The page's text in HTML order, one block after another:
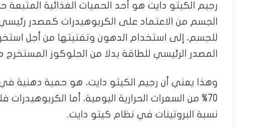
رجيم الكيتو دايت هو أحد الحميات الغذائية
الجسم من الاعتماد على الكربوهيدرات كمصدر
للجسم، إلى استخدام الدهون وتفتيتها من أجل
المصدر الرئيسي للطاقة بدلا من الجلوكوز المستخرج
وهذا يعني أن رجيم الكيتو دايت، هو حمية دهنية
نسبة البروتينات في نظام كيتو دايت.